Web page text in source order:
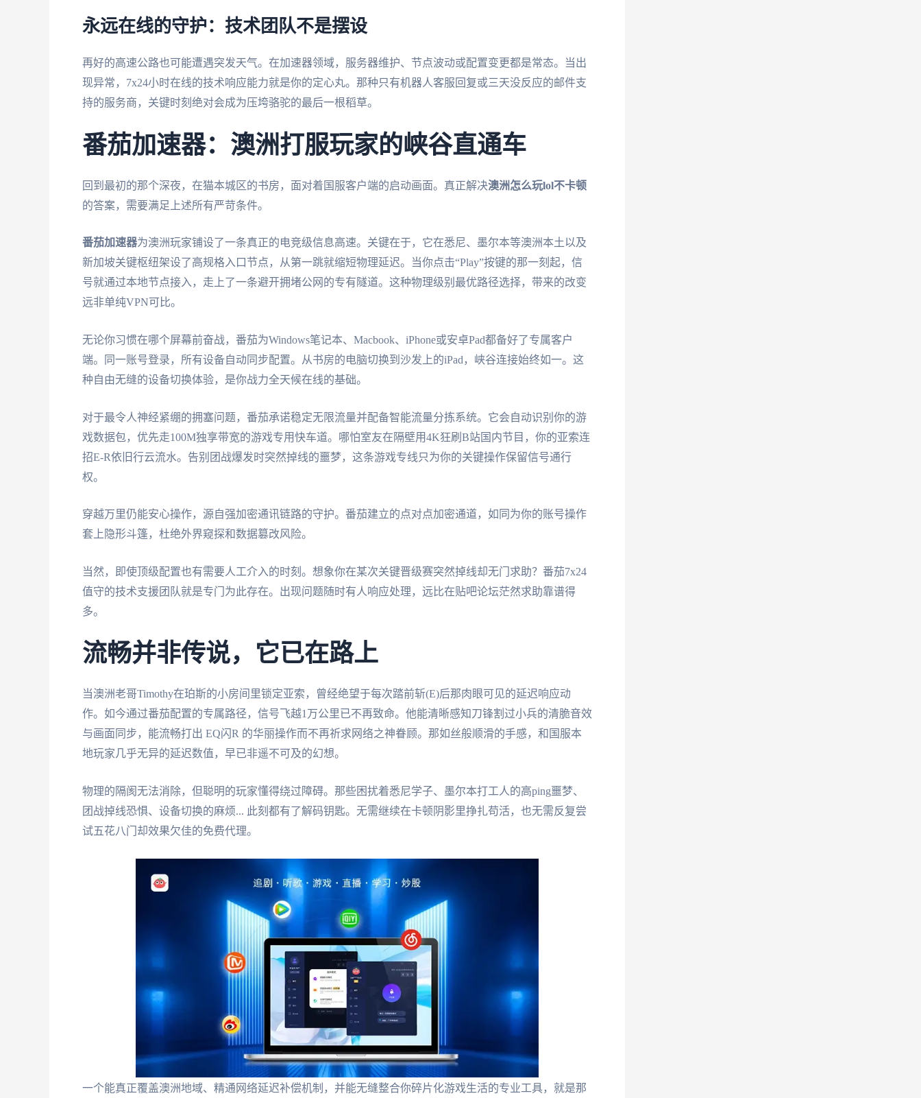
永远在线的守护：技术团队不是摆设
再好的高速公路也可能遭遇突发天气。在加速器领域，服务器维护、节点波动或配置变更都是常态。当出
现异常，7x24小时在线的技术响应能力就是你的定心丸。那种只有机器人客服回复或三天没反应的邮件支
持的服务商，关键时刻绝对会成为压垮骆驼的最后一根稻草。
番茄加速器：澳洲打服玩家的峡谷直通车
回到最初的那个深夜，在猫本城区的书房，面对着国服客户端的启动画面。真正解决澳洲怎么玩lol不卡顿
的答案，需要满足上述所有严苛条件。
番茄加速器为澳洲玩家铺设了一条真正的电竞级信息高速。关键在于，它在悉尼、墨尔本等澳洲本土以及
新加坡关键枢纽架设了高规格入口节点，从第一跳就缩短物理延迟。当你点击“Play”按键的那一刻起，信
号就通过本地节点接入，走上了一条避开拥堵公网的专有隧道。这种物理级别最优路径选择，带来的改变
远非单纯VPN可比。
无论你习惯在哪个屏幕前奋战，番茄为Windows笔记本、Macbook、iPhone或安卓Pad都备好了专属客户
端。同一账号登录，所有设备自动同步配置。从书房的电脑切换到沙发上的iPad，峡谷连接始终如一。这
种自由无缝的设备切换体验，是你战力全天候在线的基础。
对于最令人神经紧绷的拥塞问题，番茄承诺稳定无限流量并配备智能流量分拣系统。它会自动识别你的游
戏数据包，优先走100M独享带宽的游戏专用快车道。哪怕室友在隔壁用4K狂刷B站国内节目，你的亚索连
招E-R依旧行云流水。告别团战爆发时突然掉线的噩梦，这条游戏专线只为你的关键操作保留信号通行
权。
穿越万里仍能安心操作，源自强加密通讯链路的守护。番茄建立的点对点加密通道，如同为你的账号操作
套上隐形斗篷，杜绝外界窥探和数据篡改风险。
当然，即使顶级配置也有需要人工介入的时刻。想象你在某次关键晋级赛突然掉线却无门求助？番茄7x24
值守的技术支援团队就是专门为此存在。出现问题随时有人响应处理，远比在贴吧论坛茫然求助靠谱得
多。
流畅并非传说，它已在路上
当澳洲老哥Timothy在珀斯的小房间里锁定亚索，曾经绝望于每次踏前斩(E)后那肉眼可见的延迟响应动
作。如今通过番茄配置的专属路径，信号飞越1万公里已不再致命。他能清晰感知刀锋割过小兵的清脆音效
与画面同步，能流畅打出 EQ闪R 的华丽操作而不再祈求网络之神眷顾。那如丝般顺滑的手感，和国服本
地玩家几乎无异的延迟数值，早已非遥不可及的幻想。
物理的隔阂无法消除，但聪明的玩家懂得绕过障碍。那些困扰着悉尼学子、墨尔本打工人的高ping噩梦、
团战掉线恐惧、设备切换的麻烦... 此刻都有了解码钥匙。无需继续在卡顿阴影里挣扎苟活，也无需反复尝
试五花八门却效果欠佳的免费代理。
一个能真正覆盖澳洲地域、精通网络延迟补偿机制，并能无缝整合你碎片化游戏生活的专业工具，就是那